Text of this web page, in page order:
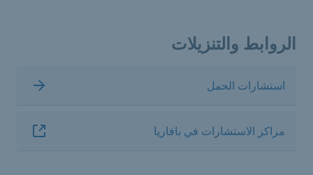
الروابط والتنزيلات
استشارات الحمل
مراكز الاستشارات في بافاريا